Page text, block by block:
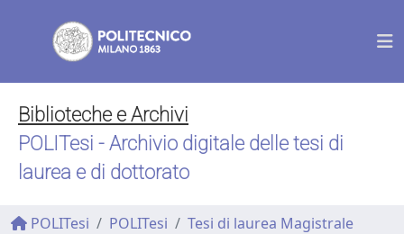
Biblioteche e Archivi
POLITesi - Archivio digitale delle tesi di
laurea e di dottorato
POLITesi POLITesi Tesi di laurea Magistrale